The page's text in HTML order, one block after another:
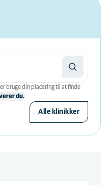
bruge din placering til at finde
du.
Alle klinikker